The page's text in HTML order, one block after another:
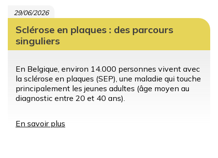
29/06/2026
Sclérose en plaques : des parcours
singuliers
En Belgique, environ 14.000 personnes vivent avec
la sclérose en plaques (SEP), une maladie qui touche
principalement les jeunes adultes (âge moyen au
diagnostic entre 20 et 40 ans).
En savoir plus